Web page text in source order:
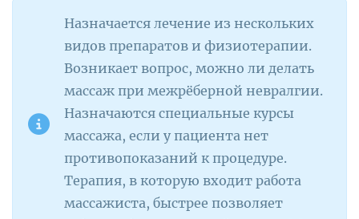
Назначается лечение из нескольких
видов препаратов и физиотерапии.
Возникает вопрос, можно ли делать
массаж при межрёберной невралгии.
Назначаются специальные курсы
массажа, если у пациента нет
противопоказаний к процедуре.
Терапия, в которую входит работа
массажиста, быстрее позволяет